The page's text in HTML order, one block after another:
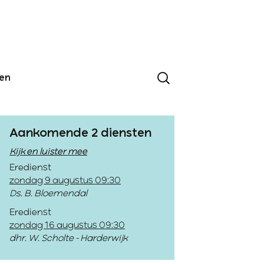
Aankomende 2 diensten
Kijk en luister mee
Eredienst
zondag 9 augustus 09:30
Ds. B. Bloemendal
Eredienst
zondag 16 augustus 09:30
dhr. W. Scholte - Harderwijk